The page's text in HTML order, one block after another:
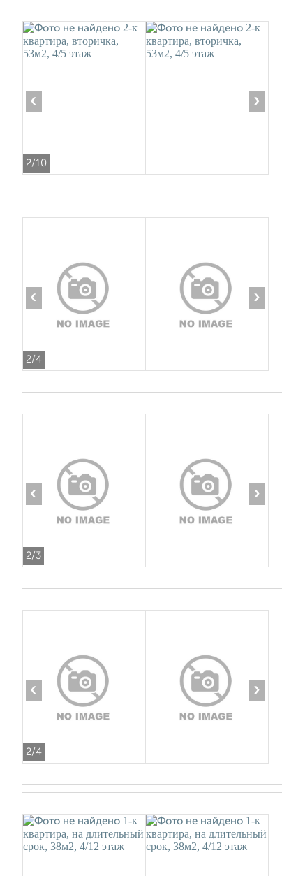
2/10
‹ ›
2/4
‹ ›
2/3
‹ ›
2/4
‹ ›